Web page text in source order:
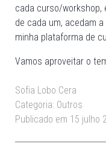
cada curso/workshop,
de cada um, acedam a
minha plataforma de
Vamos aproveitar o
Sofia Lobo Cera
Categoria: Outros
Publicado em 15 julho